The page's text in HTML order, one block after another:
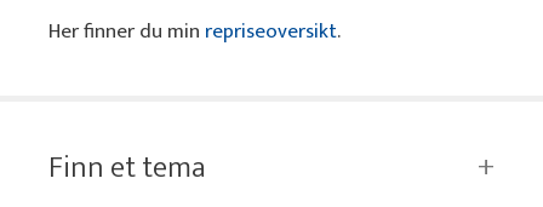
Her finner du min repriseoversikt.
Finn et tema